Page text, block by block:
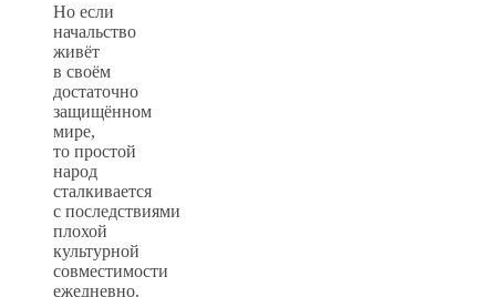
Но если
начальство
живёт
в своём
достаточно
защищённом
мире,
то простой
народ
сталкивается
с последствиями
плохой
культурной
совместимости
ежедневно.